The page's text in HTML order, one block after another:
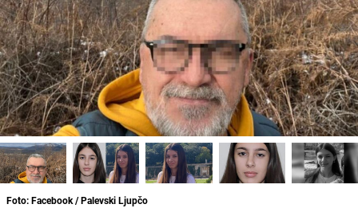
Foto: Facebook / Palevski Ljupčo